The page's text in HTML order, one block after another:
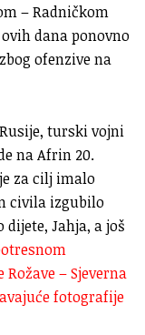
– Radničkom
dana ponovno
ofenzive na
turski vojni
na Afrin 20.
za cilj imalo
civila izgubilo
Jahja, a još
– Sjeverna
fotografije